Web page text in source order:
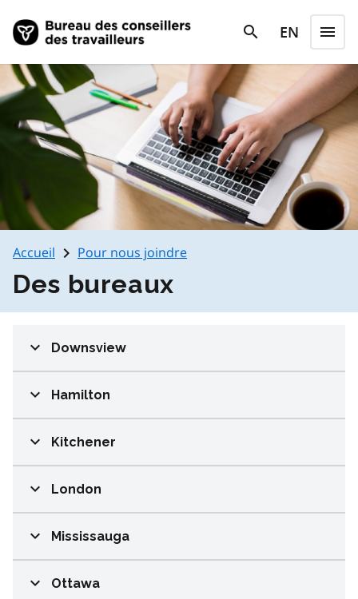
search
search
EN menu
Menu
Accueil navigate_next Pour nous joindre
Des bureaux
expand_more Downsview
expand_more Hamilton
expand_more Kitchener
expand_more London
expand_more Mississauga
expand_more Ottawa